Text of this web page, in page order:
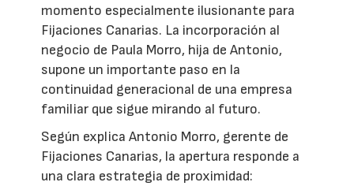
momento especialmente ilusionante para
Fijaciones Canarias. La incorporación al
negocio de Paula Morro, hija de Antonio,
supone un importante paso en la
continuidad generacional de una empresa
familiar que sigue mirando al futuro.
Según explica Antonio Morro, gerente de
Fijaciones Canarias, la apertura responde a
una clara estrategia de proximidad: